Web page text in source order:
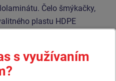
Čelo šmýkačky,
plastu HDPE
pretože je nelámavý a
zranenia detí ostrými
s využívaním